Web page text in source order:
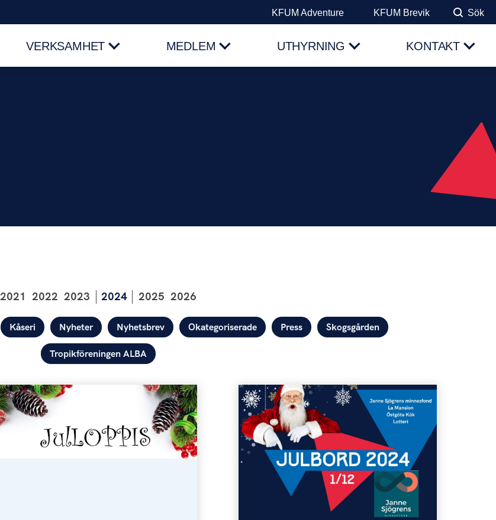
KFUM Adventure KFUM Brevik Sök
VERKSAMHET MEDLEM UTHYRNING KONTAKT
2026
2025
2024
2023
2022
2021
Kåseri Nyheter Nyhetsbrev Okategoriserade Press Skogsgården
Tropikföreningen ALBA